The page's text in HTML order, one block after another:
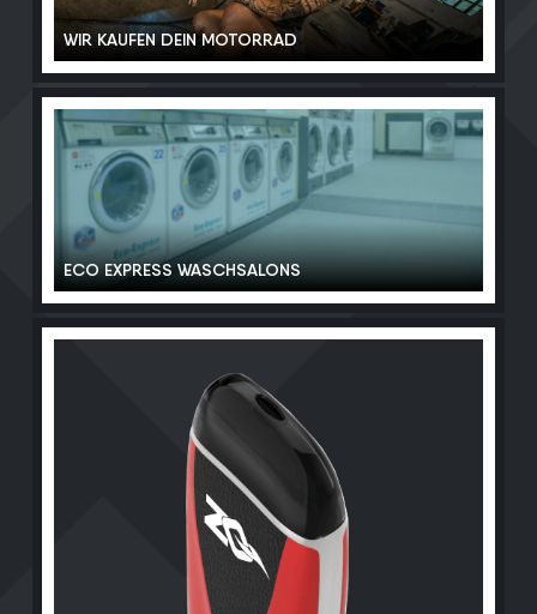
ECO EXPRESS WASCHSALONS
WIR KAUFEN DEIN MOTORRAD